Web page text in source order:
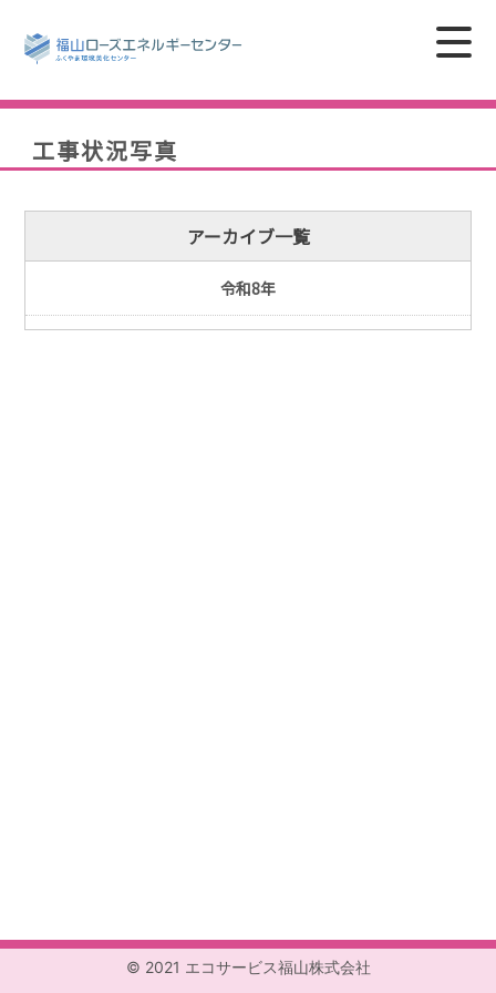
工事状況写真
アーカイブ一覧
令和8年
© 2021 エコサービス福山株式会社